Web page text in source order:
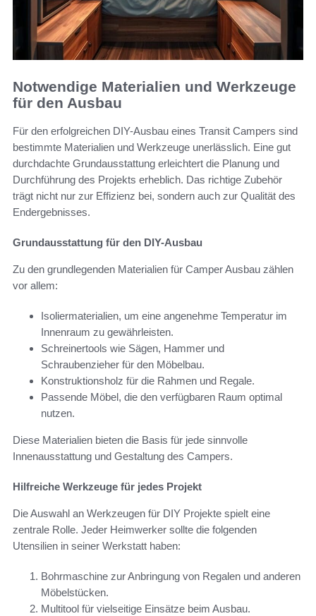
Notwendige Materialien und Werkzeuge
für den Ausbau
Für den erfolgreichen DIY-Ausbau eines Transit Campers sind
bestimmte Materialien und Werkzeuge unerlässlich. Eine gut
durchdachte Grundausstattung erleichtert die Planung und
Durchführung des Projekts erheblich. Das richtige Zubehör
trägt nicht nur zur Effizienz bei, sondern auch zur Qualität des
Endergebnisses.
Grundausstattung für den DIY-Ausbau
Zu den grundlegenden Materialien für Camper Ausbau zählen
vor allem:
Isoliermaterialien, um eine angenehme Temperatur im
Innenraum zu gewährleisten.
Schreinertools wie Sägen, Hammer und
Schraubenzieher für den Möbelbau.
Konstruktionsholz für die Rahmen und Regale.
Passende Möbel, die den verfügbaren Raum optimal
nutzen.
Diese Materialien bieten die Basis für jede sinnvolle
Innenausstattung und Gestaltung des Campers.
Hilfreiche Werkzeuge für jedes Projekt
Die Auswahl an Werkzeugen für DIY Projekte spielt eine
zentrale Rolle. Jeder Heimwerker sollte die folgenden
Utensilien in seiner Werkstatt haben:
Bohrmaschine zur Anbringung von Regalen und anderen
Möbelstücken.
Multitool für vielseitige Einsätze beim Ausbau.